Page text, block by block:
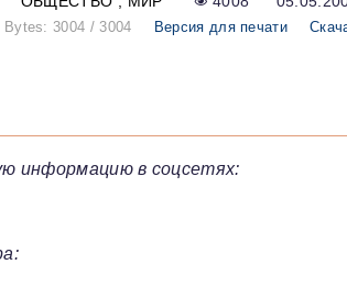
Bytes: 3004 / 3004 Версия для печати
информацию в соцсетях: